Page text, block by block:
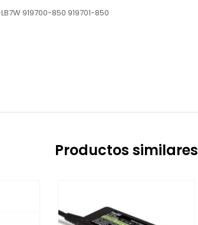
919700-850 919701-850
Productos similares